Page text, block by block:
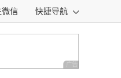
微信 快捷导航
广告 商业广告，理